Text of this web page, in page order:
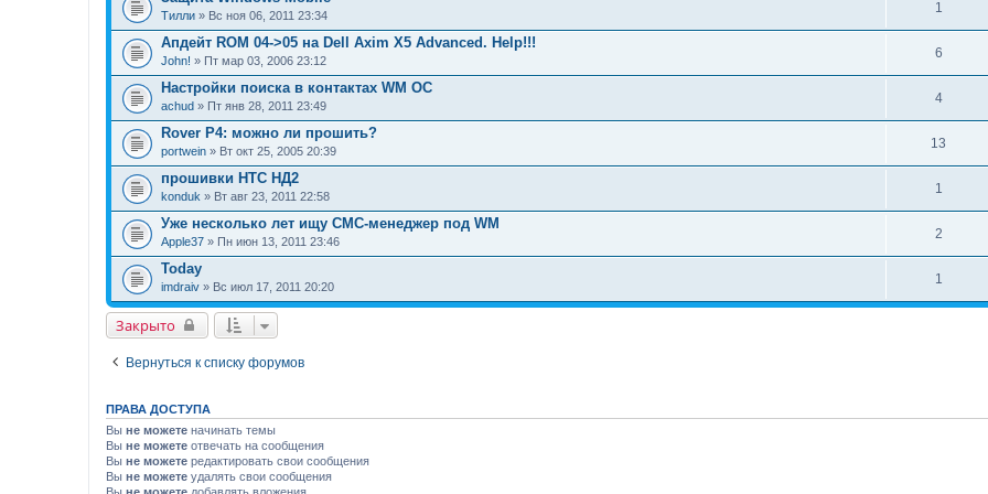
Тилли » Вс ноя 06, 2011 23:34
1
Апдейт RОМ 04->05 на Dell Axim X5 Advanced. Help!!!
John! » Пт мар 03, 2006 23:12
6
Настройки поиска в контактах WM ОС
achud » Пт янв 28, 2011 23:49
4
Rover P4: можно ли прошить?
portwein » Вт окт 25, 2005 20:39
13
прошивки НТС НД2
konduk » Вт авг 23, 2011 22:58
1
Уже несколько лет ищу СМС-менеджер под WM
Apple37 » Пн июн 13, 2011 23:46
2
Today
imdraiv » Вс июл 17, 2011 20:20
1
Закрыто
Вернуться к списку форумов
ПРАВА ДОСТУПА
Вы не можете начинать темы
Вы не можете отвечать на сообщения
Вы не можете редактировать свои сообщения
Вы не можете удалять свои сообщения
Вы не можете добавлять вложения